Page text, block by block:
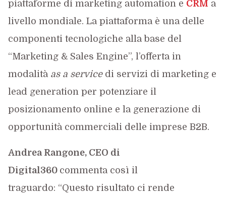
piattaforme di marketing automation e CRM a
livello mondiale. La piattaforma è una delle
componenti tecnologiche alla base del
“Marketing & Sales Engine”, l’offerta in
modalità as a servicedi servizi di marketing e
lead generation per potenziare il
posizionamento online e la generazione di
opportunità commerciali delle imprese B2B.
Andrea Rangone, CEO di
Digital360 commenta così il
traguardo: “Questo risultato ci rende